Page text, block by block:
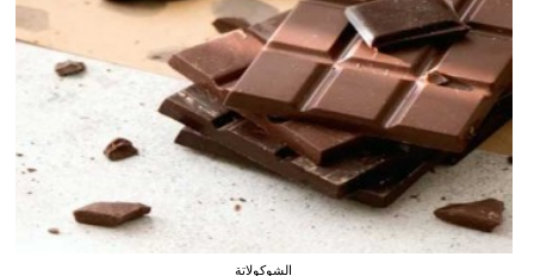
الشوكولاتة